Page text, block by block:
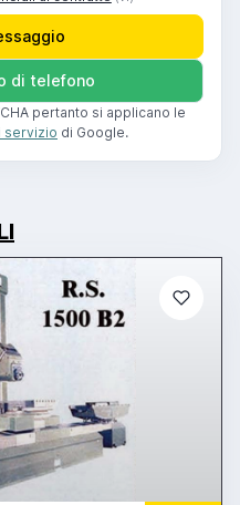
di telefono
pertanto si applicano le
servizio di Google.